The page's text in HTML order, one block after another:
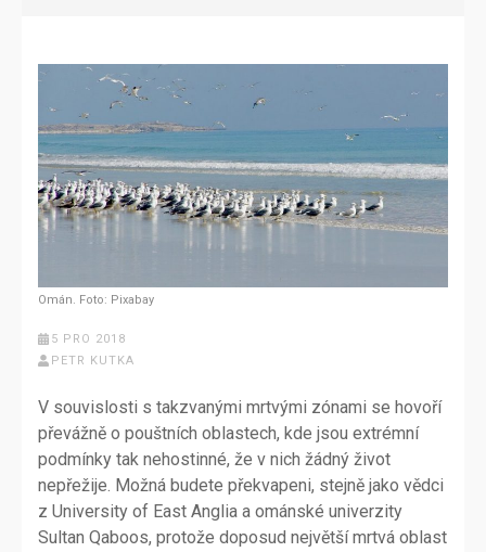
Omán. Foto: Pixabay
5 PRO 2018
PETR KUTKA
V souvislosti s takzvanými mrtvými zónami se hovoří
převážně o pouštních oblastech, kde jsou extrémní
podmínky tak nehostinné, že v nich žádný život
nepřežije. Možná budete překvapeni, stejně jako vědci
z University of East Anglia a ománské univerzity
Sultan Qaboos, protože doposud největší mrtvá oblast